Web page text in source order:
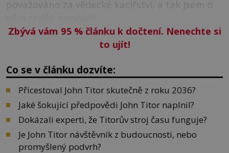
považováno za vědecké kacířství, a tak jsem o
Zbývá vám 95 %článku k dočtení. Nenechte si
to ujít!
Co se v článku dozvíte:
Přicestoval John Titor skutečně z roku 2036?
Jaké šokující předpovědi John Titor naplnil?
Dokázali experti, že Titorův stroj času funguje?
Je John Titor návštěvník z budoucnosti, nebo
promyšlený podvrh?